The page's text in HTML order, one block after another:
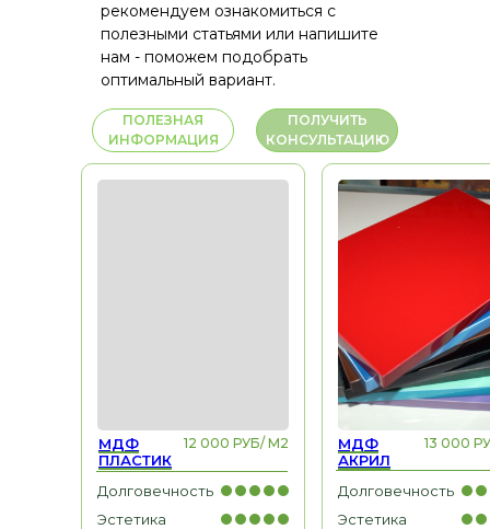
ПОЛЕЗНАЯ
ИНФОРМАЦИЯ
ПОЛУЧИТЬ
КОНСУЛЬТАЦИЮ
рекомендуем ознакомиться с
полезными статьями или напишите
нам - поможем подобрать
оптимальный вариант.
Эстетика
Долговечность
12 000 РУБ/ М2
МДФ
ПЛАСТИК
Эстетика
Долговечность
13 000
МДФ
АКРИЛ
МЕБЕЛЬ ДЛЯ ДОМА